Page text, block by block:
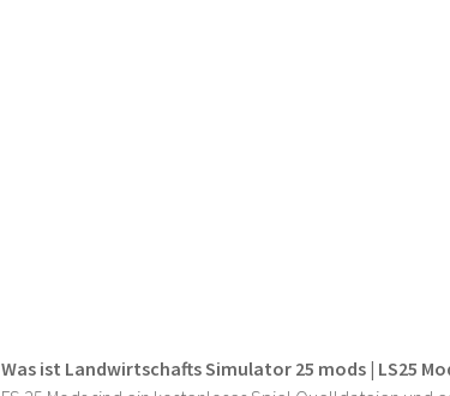
Was ist Landwirtschafts Simulator 25 mods | LS25